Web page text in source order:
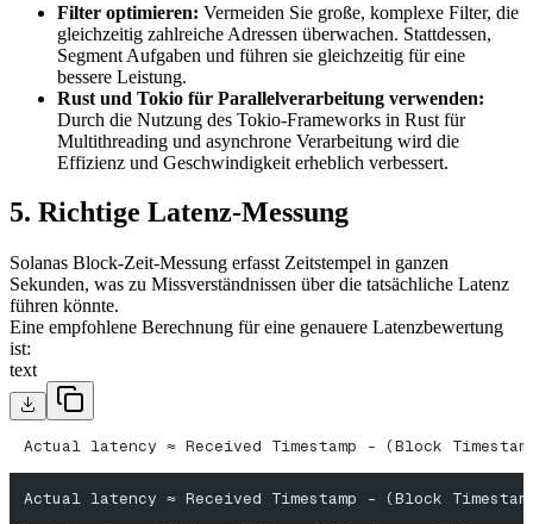
Filter optimieren: Vermeiden Sie große, komplexe Filter, die
gleichzeitig zahlreiche Adressen überwachen. Stattdessen,
Segment Aufgaben und führen sie gleichzeitig für eine
bessere Leistung.
Rust und Tokio für Parallelverarbeitung verwenden:
Durch die Nutzung des Tokio-Frameworks in Rust für
Multithreading und asynchrone Verarbeitung wird die
Effizienz und Geschwindigkeit erheblich verbessert.
5. Richtige Latenz-Messung
Solanas Block-Zeit-Messung erfasst Zeitstempel in ganzen
Sekunden, was zu Missverständnissen über die tatsächliche Latenz
führen könnte.
Eine empfohlene Berechnung für eine genauere Latenzbewertung
ist:
text
Actual latency ≈ Received Timestamp - (Block
Actual latency ≈ Received Timestamp - (Block